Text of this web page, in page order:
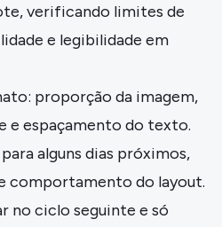
verificando limites de
e legibilidade em
proporção da imagem,
e espaçamento do texto.
alguns dias próximos,
comportamento do layout.
no ciclo seguinte e só